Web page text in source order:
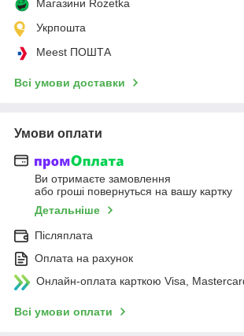
Магазини Rozetka
Укрпошта
Meest ПОШТА
Всі умови доставки
Умови оплати
Ви отримаєте замовлення
або гроші повернуться на вашу картку
Детальніше
Післяплата
Оплата на рахунок
Онлайн-оплата карткою Visa,
Всі умови оплати